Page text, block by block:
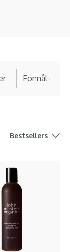
Formål og
Bestsellers